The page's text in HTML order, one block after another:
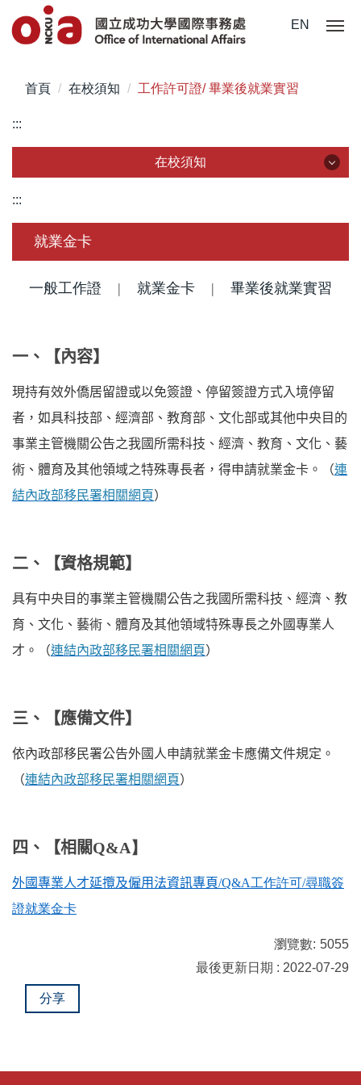
到
區
EN
首頁 在校須知 工作許可證/ 畢業後就業實習
:::
在校須知
簽證/ 居留證/ 入臺證件
學生保險
轉系/選課須知及請假
中文特別班
獎助學金
住宿資訊及生活費用參考
急難救助/ 申訴/ 諮詢
成績單/ 證書/ 離校手續
:::
就業金卡
一般工作證 | 就業金卡 | 畢業後就業實習
一、【內容】
現持有效外僑居留證或以免簽證、停留簽證方式入境停留
者，如具科技部、經濟部、教育部、文化部或其他中央目的
事業主管機關公告之我國所需科技、經濟、教育、文化、藝
術、體育及其他領域之特殊專長者，得申請就業金卡。（連
結內政部移民署相關網頁）
二、【資格規範】
具有中央目的事業主管機關公告之我國所需科技、經濟、教
育、文化、藝術、體育及其他領域特殊專長之外國專業人
才。（連結內政部移民署相關網頁）
三、【應備文件】
依內政部移民署公告外國人申請就業金卡應備文件規定。
（連結內政部移民署相關網頁）
四、【相關Q&A】
外國專業人才延攬及僱用法資訊專頁/Q&A工作許可/尋職簽
證就業金卡
瀏覽數: 5055
最後更新日期 : 2022-07-29
分享